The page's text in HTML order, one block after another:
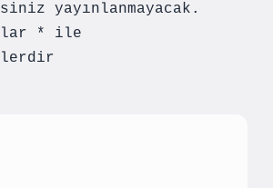
yayınlanmayacak.
*
ile